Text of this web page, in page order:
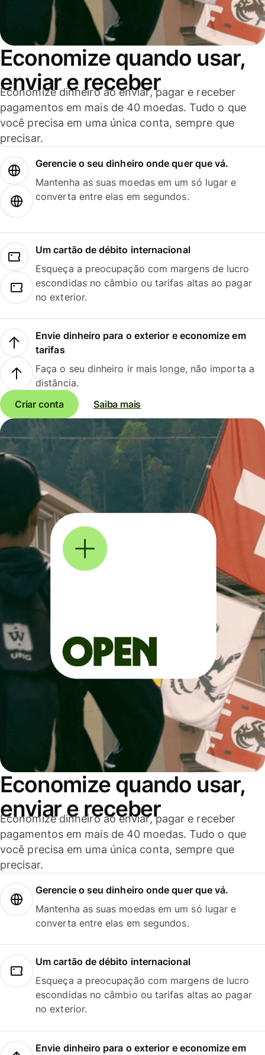
Economize quando usar,
enviar e receber
Economize dinheiro ao enviar, pagar e receber
pagamentos em mais de 40 moedas. Tudo o que
você precisa em uma única conta, sempre que
precisar.
Gerencie o seu dinheiro onde quer que vá.
Mantenha as suas moedas em um só lugar e
converta entre elas em segundos.
Um cartão de débito internacional
Esqueça a preocupação com margens de lucro
escondidas no câmbio ou tarifas altas ao pagar
no exterior.
Envie dinheiro para o exterior e economize em
tarifas
Faça o seu dinheiro ir mais longe, não importa a
distância.
Criar conta
Saiba mais
Economize quando usar,
enviar e receber
Economize dinheiro ao enviar, pagar e receber
pagamentos em mais de 40 moedas. Tudo o que
você precisa em uma única conta, sempre que
precisar.
Gerencie o seu dinheiro onde quer que vá.
Mantenha as suas moedas em um só lugar e
converta entre elas em segundos.
Um cartão de débito internacional
Esqueça a preocupação com margens de lucro
escondidas no câmbio ou tarifas altas ao pagar
no exterior.
Envie dinheiro para o exterior e economize em